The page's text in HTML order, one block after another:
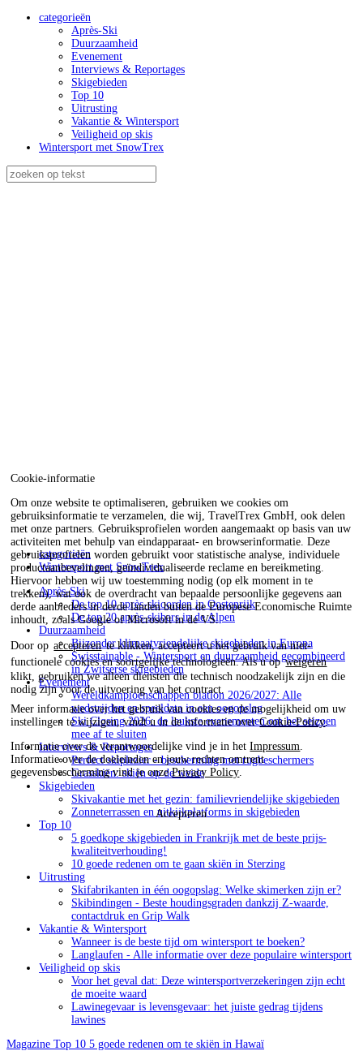
Cookie-informatie
Om onze website te optimaliseren, gebruiken we cookies om
gebruiksinformatie te verzamelen, die wij, TravelTrex GmbH, ook delen
met onze partners. Gebruiksprofielen worden aangemaakt op basis van uw
activiteiten met behulp van eindapparaat- en browserinformatie. Deze
gebruiksprofielen worden gebruikt voor statistische analyse, individuele
productaanbevelingen, geïndividualiseerde reclame en bereikmeting.
Hiervoor hebben wij uw toestemming nodig (op elk moment in te
trekken), wat ook de overdracht van bepaalde persoonlijke gegevens aan
derde aanbieders in derde landen buiten de Europese Economische Ruimte
inhoudt, zoals Google of Microsoft in de VS.
Door op accepterente klikken, accepteert u het gebruik van niet-
functionele cookies en soortgelijke technologieën. Als u opweigeren
klikt, gebruiken we alleen diensten die technisch noodzakelijk zijn en die
nodig zijn voor de uitvoering van het contract.
Meer informatie over het gebruik van cookies en de mogelijkheid om uw
instellingen te wijzigen, vindt u in de informatie overCookie-Policy.
Informatie over de verantwoordelijke vind je in hetImpressum.
Informatie over de doeleinden en jouw rechten omtrent
gegevensbescherming vind je onzePrivacy Policy.
Accepteren
categorieën
Après-Ski
Duurzaamheid
Evenement
Interviews & Reportages
Skigebieden
Top 10
Uitrusting
Vakantie & Wintersport
Veiligheid op skis
Wintersport met SnowTrex
categorieën
Wintersport met SnowTrex
Après-Ski
De top 10 après-skioorden in Oostenrijk
De top 20 après-skibars in de Alpen
Duurzaamheid
Bijzonder klimaatvriendelijke skigebieden in Europa
Swisstainable - Wintersport en duurzaamheid gecombineerd
in Zwitserse skigebieden
Evenement
Wereldkampioenschappen biatlon 2026/2027: Alle
wedstrijden en speeldata in een oogopslag
Ski Closing 2026: de leukste evenementen om het seizoen
mee af te sluiten
Interviews & Reportages
Perfect skiplezier - bescherming met rugbeschermers
Grasskiën: skiën op de weide
Skigebieden
Skivakantie met het gezin: familievriendelijke skigebieden
Zonneterrassen en uitkijkplatforms in skigebieden
Top 10
5 goedkope skigebieden in Frankrijk met de beste prijs-
kwaliteitverhouding!
10 goede redenen om te gaan skiën in Sterzing
Uitrusting
Skifabrikanten in één oogopslag: Welke skimerken zijn er?
Skibindingen - Beste houdingsgraden dankzij Z-waarde,
contactdruk en Grip Walk
Vakantie & Wintersport
Wanneer is de beste tijd om wintersport te boeken?
Langlaufen - Alle informatie over deze populaire wintersport
Veiligheid op skis
Voor het geval dat: Deze wintersportverzekeringen zijn echt
de moeite waard
Lawinegevaar is levensgevaar: het juiste gedrag tijdens
lawines
Magazine Top 10 5 goede redenen om te skiën in Hawaï